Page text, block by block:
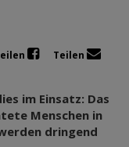
Teilen
im Einsatz: Das
Menschen in
dringend